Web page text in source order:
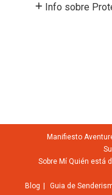
Info sobre
Manifiesto
Sobre Mí Quién está
Blog
Guia de